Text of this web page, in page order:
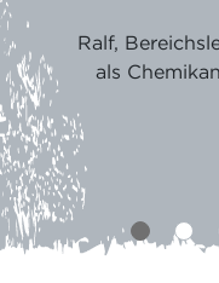
Ralf,
als